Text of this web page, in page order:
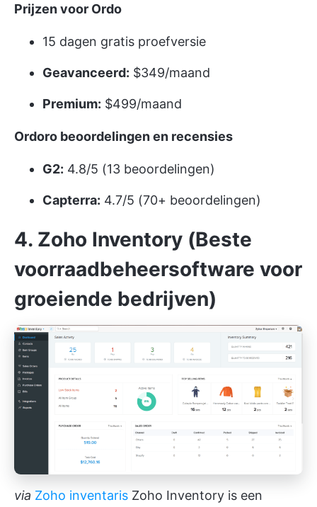
Prijzen voor Ordo
15 dagen gratis proefversie
Geavanceerd: $349/maand
Premium: $499/maand
Ordoro beoordelingen en recensies
G2: 4.8/5 (13 beoordelingen)
Capterra: 4.7/5 (70+ beoordelingen)
4. Zoho Inventory (Beste
voorraadbeheersoftware voor
groeiende bedrijven)
via Zoho inventaris Zoho Inventory is een